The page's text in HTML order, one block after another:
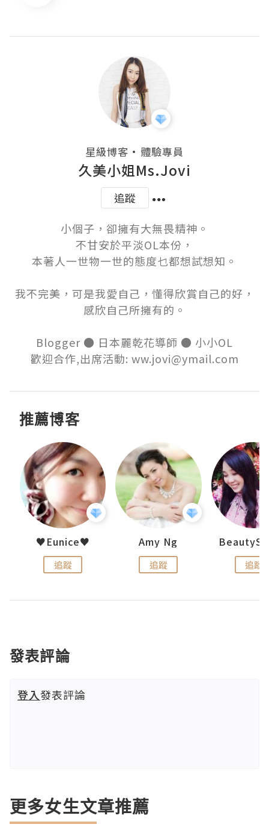
星級博客 ・ 體驗專員
久美小姐Ms.Jovi
追蹤
小個子，卻擁有大無畏精神。
不甘安於平淡OL本份，
本著人一世物一世的態度乜都想試想知。
我不完美，可是我愛自己，懂得欣賞自己的好，
感欣自己所擁有的。
Blogger ● 日本麗乾花導師 ● 小小OL
歡迎合作,出席活動: ww.jovi@ymail.com
推薦博客
♥Eunice♥
追蹤
Amy Ng
追蹤 追蹤
發表評論
登入發表評論
更多女生文章推薦